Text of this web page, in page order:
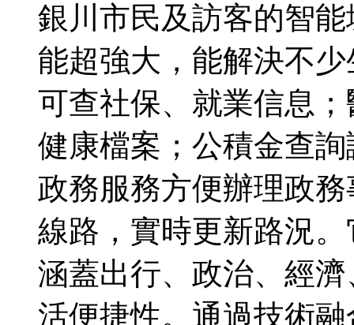
銀川市民及訪客的智
能超強大，能解決不
可查社保、就業信息
健康檔案；公積金查
政務服務方便辦理政
線路，實時更新路況
涵蓋出行、政治、經
活便捷性。通過技術